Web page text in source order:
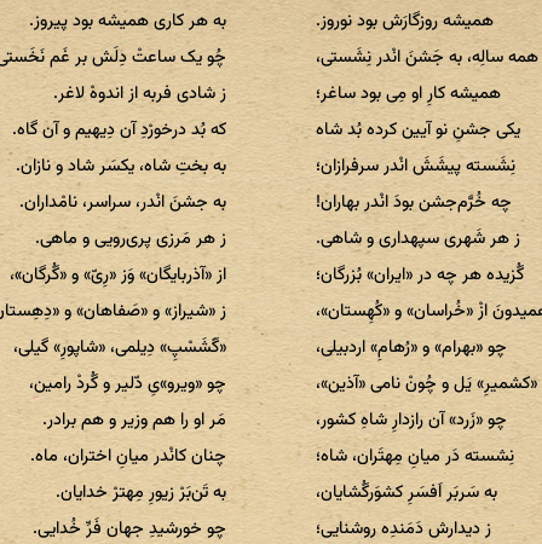
همیشه روزگارَش بود نوروز.
به هر کاری همیشه بود پیروز.
همه سالِه، به جَشنَ انْدر نِشَستی،
چُو یک ساعتْ دِلَش بر غَم
همیشه کارِ او مِی بود ساغر؛
ز شادی فربه از اندوهْ لاغر.
یکی جشنِ نو آیین کرده بُد شاه
که بُد درخورْدِ آن دِیهیم و آن گاه.
نِشَسته پیشَشَ انْدر سرفرازان؛
به بختِ شاه، یکسَر شاد و نازان.
چه خُرَّم‌جشن بودَ انْدر بهاران!
به جشنَ انْدر، سراسر، نامْداران.
ز هر شَهری سپهداری و شاهی.
ز هر مَرزی پری‌رویی و ماهی.
گُزیده هر چه در «ایران» بُزرگان؛
از «آذربایگان» وَز «رِیّ» و «گُرگان»،
ازْ «خُراسان» و «کُهِستان»،
ز «شیراز» و «صَفاهان» و
چو «بهرام» و «رُهامِ» اردبیلی،
«گَشَسْپِ» دِیلمی، «شاپورِ» گیلی،
یَل و چُونْ نامی «آذین»،
چو «ویرو»یِ دّلیر و گُردْ رامین،
چو «زَرد» آن رازدارِ شاهِ کشور،
مَر او را هم وزیر و هم برادر.
نِشسته دَر میانِ مِهتَران، شاه؛
چنان کانْدر میانِ اختران، ماه.
به سَربَر اَفسَرِ کشوَر‌گُشایان،
به تَن‌بَرْ زیورِ مِهترْ خدایان.
ز دیدارش دَمَندِه روشنایی؛
چو خورشیدِ جهان فَرِّ خُدایی.